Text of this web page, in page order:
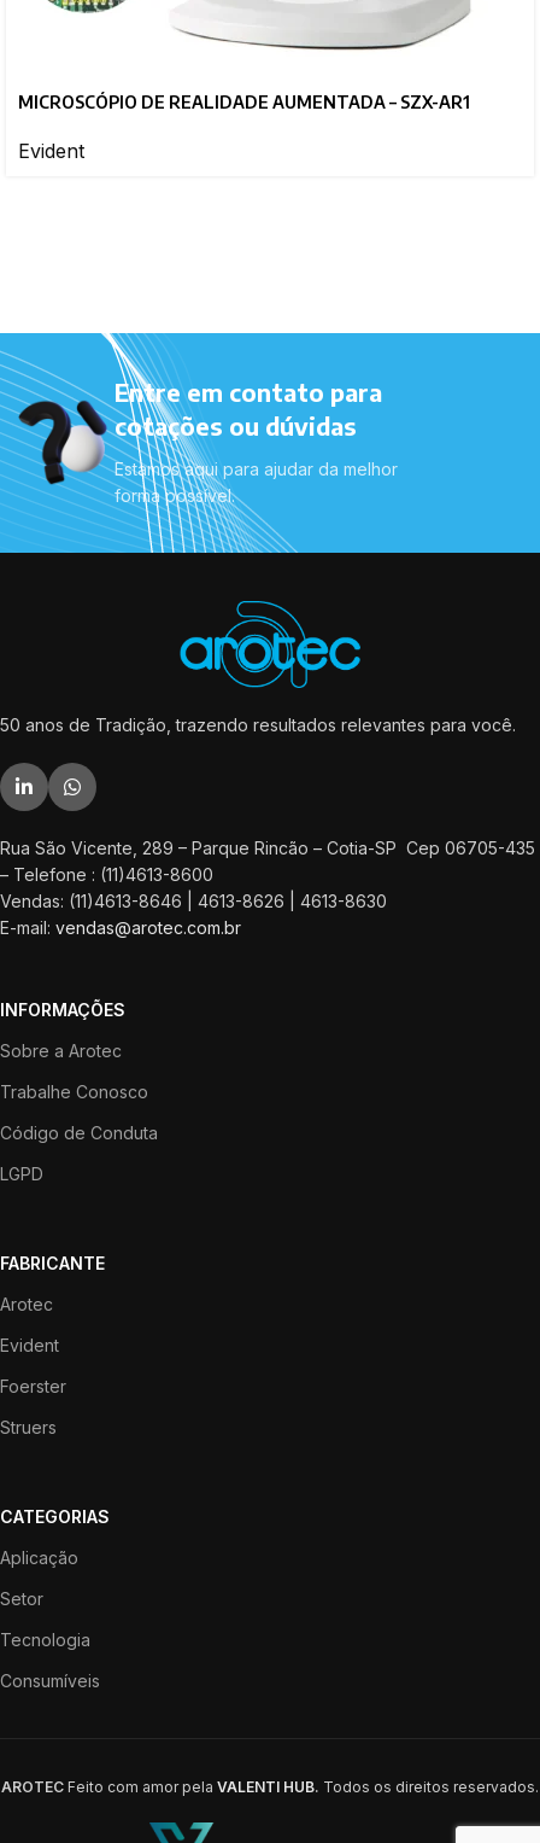
MICROSCÓPIO DE REALIDADE AUMENTADA – SZX-AR1
Evident
Entre em contato para
cotações ou dúvidas
Estamos aqui para ajudar da melhor
forma possível.
50 anos de Tradição, trazendo resultados relevantes para você.
Rua São Vicente, 289 – Parque Rincão – Cotia-SP Cep 06705-435
– Telefone : (11)4613-8600
Vendas: (11)4613-8646 | 4613-8626 | 4613-8630
E-mail: vendas@arotec.com.br
INFORMAÇÕES
Sobre a Arotec
Trabalhe Conosco
Código de Conduta
LGPD
FABRICANTE
Arotec
Evident
Foerster
Struers
CATEGORIAS
Aplicação
Setor
Tecnologia
Consumíveis
AROTEC Feito com amor pela VALENTI HUB. Todos os direitos reservados.